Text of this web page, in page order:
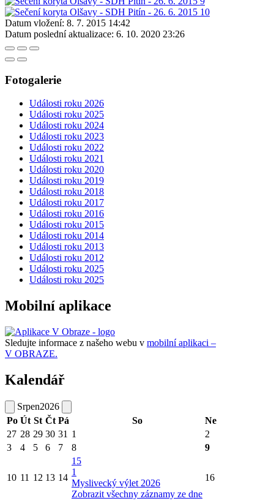
Datum vložení: 8. 7. 2015 14:42
Datum poslední aktualizace: 6. 10. 2020 23:26
Fotogalerie
Události roku 2026
Události roku 2025
Události roku 2024
Události roku 2023
Události roku 2022
Události roku 2021
Události roku 2020
Události roku 2019
Události roku 2018
Události roku 2017
Události roku 2016
Události roku 2015
Události roku 2014
Události roku 2013
Události roku 2012
Události roku 2025
Události roku 2025
Mobilní aplikace
Sledujte informace z našeho webu v mobilní aplikaci –
V OBRAZE.
Kalendář
Srpen2026
Po Út St Čt Pá So
Ne
27 28 29 30 31 1
2
3
4 5 6 7 8 9
10 11 12 13 14
15
1
Myslivecký výlet 2026
Zobrazit všechny záznamy ze dne
16